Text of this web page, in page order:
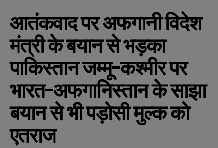
आतंकवाद पर अफगानी विदेश
मंत्री के बयान से भड़का
पाकिस्तान जम्मू-कश्मीर पर
भारत-अफगानिस्तान के साझा
बयान से भी पड़ोसी मुल्क को
एतराज